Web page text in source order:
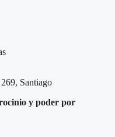
Santiago
y poder por